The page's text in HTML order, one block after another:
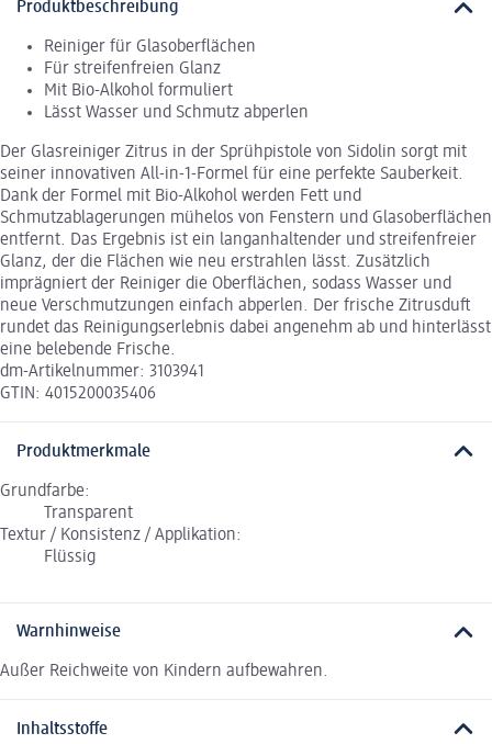
Produktbeschreibung
Reiniger für Glasoberflächen
Für streifenfreien Glanz
Mit Bio-Alkohol formuliert
Lässt Wasser und Schmutz abperlen
Der Glasreiniger Zitrus in der Sprühpistole von Sidolin sorgt mit
seiner innovativen All-in-1-Formel für eine perfekte Sauberkeit.
Dank der Formel mit Bio-Alkohol werden Fett und
Schmutzablagerungen mühelos von Fenstern und Glasoberflächen
entfernt. Das Ergebnis ist ein langanhaltender und streifenfreier
Glanz, der die Flächen wie neu erstrahlen lässt. Zusätzlich
imprägniert der Reiniger die Oberflächen, sodass Wasser und
neue Verschmutzungen einfach abperlen. Der frische Zitrusduft
rundet das Reinigungserlebnis dabei angenehm ab und hinterlässt
eine belebende Frische.
dm-Artikelnummer: 3103941
GTIN: 4015200035406
Produktmerkmale
Grundfarbe:
Transparent
Textur / Konsistenz / Applikation:
Flüssig
Warnhinweise
Außer Reichweite von Kindern aufbewahren.
Inhaltsstoffe